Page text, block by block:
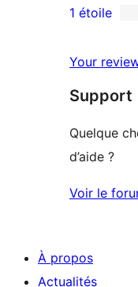
3
avis
2
à
1
1 étoile
Your
Support
Quelque
d’aide ?
Voir le
À propos
Actualités